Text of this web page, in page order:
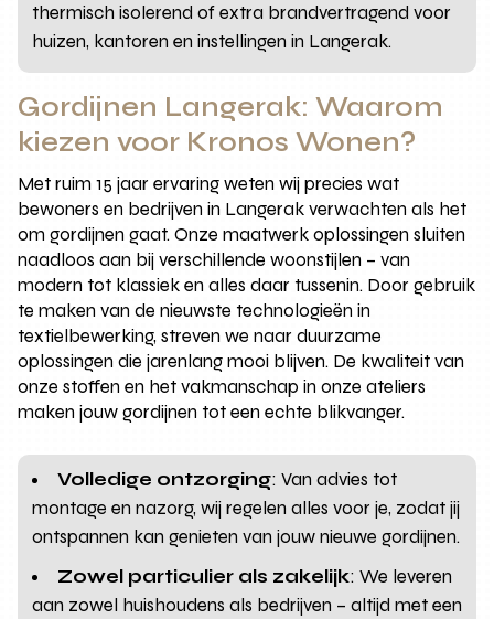
thermisch isolerend of extra brandvertragend voor
huizen, kantoren en instellingen in Langerak.
Gordijnen Langerak: Waarom
kiezen voor Kronos Wonen?
Met ruim 15 jaar ervaring weten wij precies wat
bewoners en bedrijven in Langerak verwachten als het
om gordijnen gaat. Onze maatwerk oplossingen sluiten
naadloos aan bij verschillende woonstijlen – van
modern tot klassiek en alles daar tussenin. Door gebruik
te maken van de nieuwste technologieën in
textielbewerking, streven we naar duurzame
oplossingen die jarenlang mooi blijven. De kwaliteit van
onze stoffen en het vakmanschap in onze ateliers
maken jouw gordijnen tot een echte blikvanger.
Volledige ontzorging: Van advies tot
montage en nazorg, wij regelen alles voor je, zodat jij
ontspannen kan genieten van jouw nieuwe gordijnen.
Zowel particulier als zakelijk: We leveren
aan zowel huishoudens als bedrijven – altijd met een